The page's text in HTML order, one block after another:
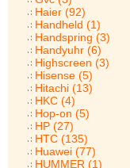
Haier (92)
Handheld (1)
Handspring (3)
Handyuhr (6)
Highscreen (3)
Hisense (5)
Hitachi (13)
HKC (4)
Hop-on (5)
HP (27)
HTC (135)
Huawei (77)
HUMMER (1)